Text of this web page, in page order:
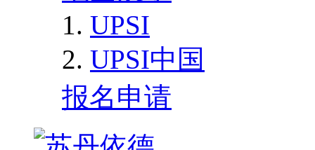
UPSI
UPSI中国
报名申请